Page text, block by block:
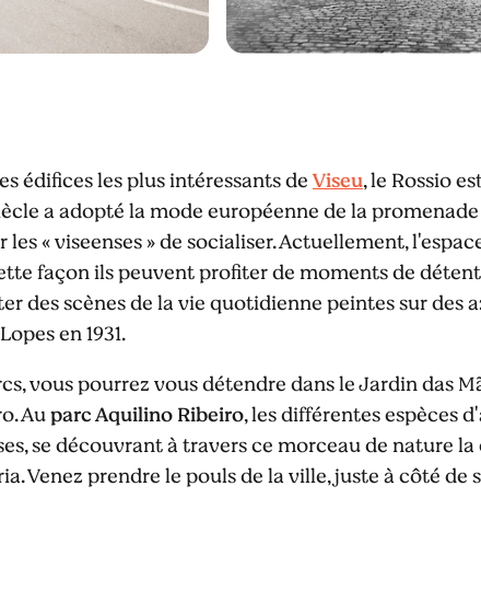
édifices les plus intéressants deViseu, le Rossio
a adopté la mode européenne de la
« viseenses » de socialiser. Actuellement,
façon ils peuvent profiter de moments de
des scènes de la vie quotidienne peintes sur des
en 1931.
vous pourrez vous détendre dans le Jardin das
Auparc Aquilino Ribeiro, les différentes espèces
se découvrant à travers ce morceau de nature
Venez prendre le pouls de la ville, juste à côté de